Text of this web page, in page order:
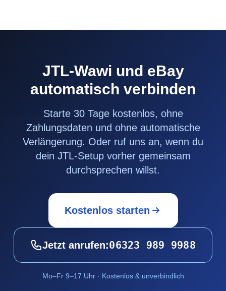
JTL-Wawi und eBay
automatisch verbinden
Starte 30 Tage kostenlos, ohne
Zahlungsdaten und ohne automatische
Verlängerung. Oder ruf uns an, wenn du
dein JTL-Setup vorher gemeinsam
durchsprechen willst.
Kostenlos starten
Jetzt anrufen:06323 989 9988
Mo–Fr 9–17 Uhr · Kostenlos & unverbindlich